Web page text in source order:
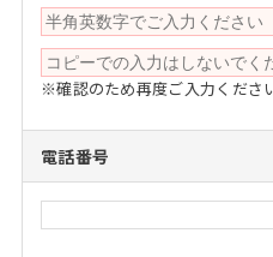
※確認のため再度ご入力ください
電話番号